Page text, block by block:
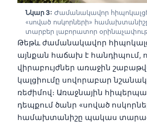
Նկար 3: Ժամանակավոր
«սոված ոսկորների»
տարբեր լաբորատոր
Թեթև ժամանակավոր
այնքան հաճախ է հանդիպում,
վիրաբույժներ առաջին
կալցիումը սովորաբար
ռեժիմով։ Առաջնային
դեպքում ծանր «սոված
համախտանիշը պակաս